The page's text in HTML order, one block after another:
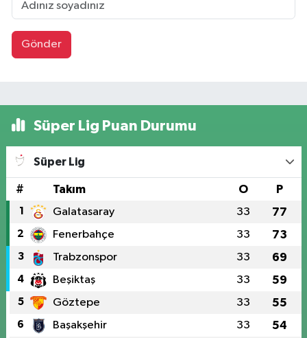
Gönder
Süper Lig Puan Durumu
Süper Lig
# Takım O P
1 Galatasaray 33 77
2 Fenerbahçe 33 73
3 Trabzonspor 33 69
4 Beşiktaş 33 59
5 Göztepe 33 55
6 Başakşehir 33 54